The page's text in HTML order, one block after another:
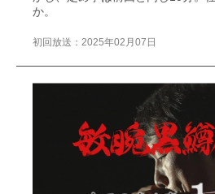
か。
初回放送：2025年02月07日